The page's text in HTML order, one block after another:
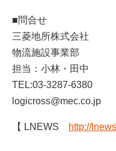
■問合せ
三菱地所株式会社
物流施設事業部
担当：小林・田中
TEL:03-3287-6380
logicross@mec.co.jp
【 LNEWS http://